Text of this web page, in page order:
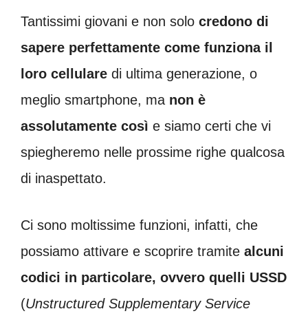
Tantissimi giovani e non solo credono di
sapere perfettamente come funziona il
loro cellulare di ultima generazione, o
meglio smartphone, ma non è
assolutamente così e siamo certi che vi
spiegheremo nelle prossime righe qualcosa
di inaspettato.
Ci sono moltissime funzioni, infatti, che
possiamo attivare e scoprire tramite alcuni
codici in particolare, ovvero quelli USSD
(Unstructured Supplementary Service